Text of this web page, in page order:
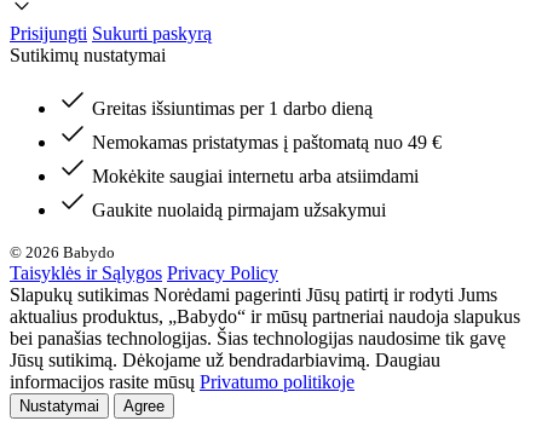
Prisijungti Sukurti paskyrą
Sutikimų nustatymai
Greitas išsiuntimas per 1 darbo dieną
Nemokamas pristatymas į paštomatą nuo 49 €
Mokėkite saugiai internetu arba atsiimdami
Gaukite nuolaidą pirmajam užsakymui
© 2026 Babydo
Taisyklės ir Sąlygos Privacy Policy
Slapukų sutikimas Norėdami pagerinti Jūsų patirtį ir rodyti Jums
aktualius produktus, „Babydo“ ir mūsų partneriai naudoja slapukus
bei panašias technologijas. Šias technologijas naudosime tik gavę
Jūsų sutikimą. Dėkojame už bendradarbiavimą. Daugiau
informacijos rasite mūsų Privatumo politikoje
Nustatymai Agree